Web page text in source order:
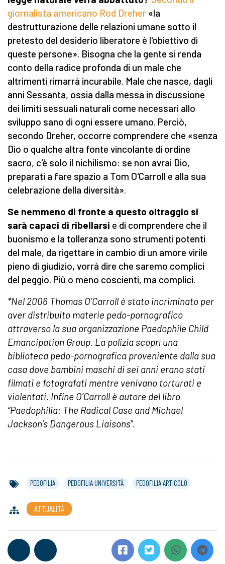
giornalista americano Rod Dreher «la
destrutturazione delle relazioni umane sotto il
pretesto del desiderio liberatore è l'obiettivo di
queste persone». Bisogna che la gente si renda
conto della radice profonda di un male che
altrimenti rimarrà incurabile. Male che nasce, dagli
anni Sessanta, ossia dalla messa in discussione
dei limiti sessuali naturali come necessari allo
sviluppo sano di ogni essere umano. Perciò,
secondo Dreher, occorre comprendere che «senza
Dio o qualche altra fonte vincolante di ordine
sacro, c'è solo il nichilismo: se non avrai Dio,
preparati a fare spazio a Tom O'Carroll e alla sua
celebrazione della diversità».
Se nemmeno di fronte a questo oltraggio si
sarà capaci di ribellarsi e di comprendere che il
buonismo e la tolleranza sono strumenti potenti
del male, da rigettare in cambio di un amore virile
pieno di giudizio, vorrà dire che saremo complici
del peggio. Più o meno coscienti, ma complici.
*Nel 2006 Thomas O’Carroll è stato incriminato per
aver distribuito materie pedo-pornografico
attraverso la sua organizzazione Paedophile Child
Emancipation Group. La polizia scoprì una
biblioteca pedo-pornografica proveniente dalla sua
casa dove bambini maschi di sei anni erano stati
filmati e fotografati mentre venivano torturati e
violentati. Infine O’Carroll è autore del libro
“Paedophilia: The Radical Case and Michael
Jackson’s Dangerous Liaisons".
PEDOFILIA PEDOFILIA UNIVERSITÀ PEDOFILIA ARTICOLO
ATTUALITÀ